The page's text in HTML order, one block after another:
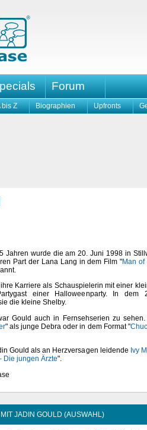
Forum
bis Z Biographien Upfronts
Jahren wurde die am 20. Juni 1998 in
Part der Lana Lang in dem Film "Man of
Karriere als Schauspielerin mit einer
einer Halloweenparty. In dem
die kleine Shelby.
Gould auch in Fernsehserien zu
" als junge Debra oder in dem Format "
Gould als an Herzversagen leidende Ivy
Die jungen Ärzte".
JADIN GOULD (AUSWAHL)